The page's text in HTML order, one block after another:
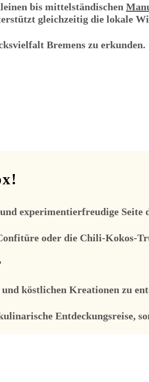
bis mittelständischen
gleichzeitig die lokale
Bremens zu erkunden.
experimentierfreudige
oder die Chili-Kokos-
köstlichen Kreationen zu
Entdeckungsreise,